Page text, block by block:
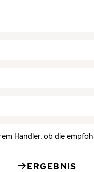
Händler, ob die
ERGEBNIS